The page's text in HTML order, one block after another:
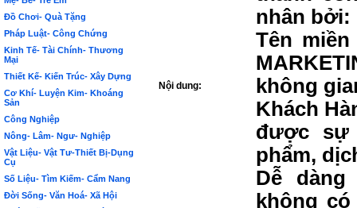
Đồ Chơi- Quà Tặng
Pháp Luật- Công Chứng
Kinh Tế- Tài Chính- Thương
Mại
Thiết Kế- Kiến Trúc- Xây Dựng
Cơ Khí- Luyện Kim- Khoáng
Sản
Công Nghiệp
Nông- Lâm- Ngư- Nghiệp
Vật Liệu- Vật Tư-Thiết Bị-Dụng
Cụ
Số Liệu- Tìm Kiếm- Cẩm Nang
Đời Sống- Văn Hoá- Xã Hội
Nội dung:
nhân bởi:
Tên
không
Khách
được sự
phẩm,
Dễ
không